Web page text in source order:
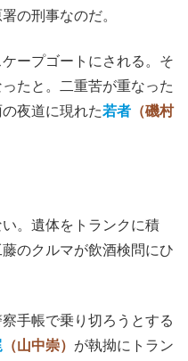
の刑事なのだ。
ープゴートにされる。そ
たと。二重苦が重なった
夜道に現れた若者 （磯村
。遺体をトランクに積
のクルマが飲酒検問にひ
手帳で乗り切ろうとする
（山中崇） が執拗にトラン